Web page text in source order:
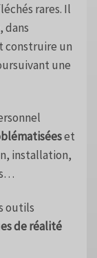
rares. Il
dans
construire un
une
et
installation,
outils
de réalité